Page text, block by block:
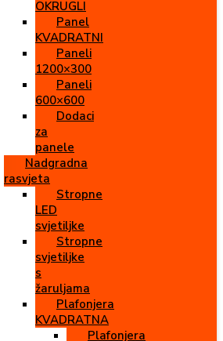
OKRUGLI
Panel
KVADRATNI
Paneli
1200×300
Paneli
600×600
Dodaci
za
panele
Nadgradna
rasvjeta
Stropne
LED
svjetiljke
Stropne
svjetiljke
s
žaruljama
Plafonjera
KVADRATNA
Plafonjera